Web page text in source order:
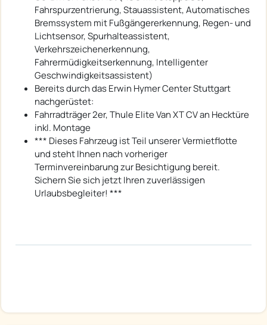
Fahrspurzentrierung, Stauassistent, Automatisches
Bremssystem mit Fußgängererkennung, Regen- und
Lichtsensor, Spurhalteassistent,
Verkehrszeichenerkennung,
Fahrermüdigkeitserkennung, Intelligenter
Geschwindigkeitsassistent)
Bereits durch das Erwin Hymer Center Stuttgart
nachgerüstet:
Fahrradträger 2er, Thule Elite Van XT CV an Hecktüre
inkl. Montage
*** Dieses Fahrzeug ist Teil unserer Vermietflotte
und steht Ihnen nach vorheriger
Terminvereinbarung zur Besichtigung bereit.
Sichern Sie sich jetzt Ihren zuverlässigen
Urlaubsbegleiter! ***